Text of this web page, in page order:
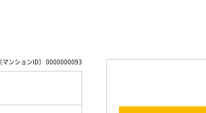
〔マンションID〕 0000000093